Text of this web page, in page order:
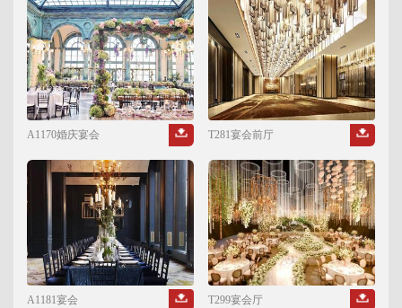
A1170婚庆宴会 T281宴会前厅
A1181宴会 T299宴会厅